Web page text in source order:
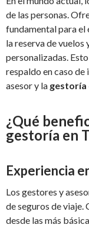
de las personas.
fundamental para el
la reserva de vuelos
personalizadas.
respaldo en caso
asesor y la gestoría
¿Qué
gestoría en
Experiencia
Los gestores y
de seguros de
desde las más